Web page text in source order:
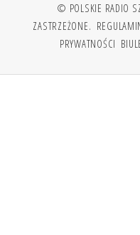
© POLSKIE RADIO
ZASTRZEŻONE.
PRYWATNOŚCI